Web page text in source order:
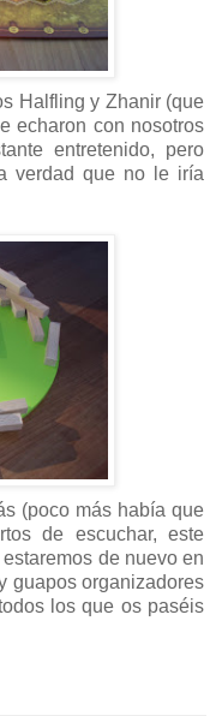
Halfling y Zhanir (que
echaron con nosotros
entretenido, pero
verdad que no le iría
(poco más había que
de escuchar, este
de nuevo en
guapos organizadores
los que os paséis